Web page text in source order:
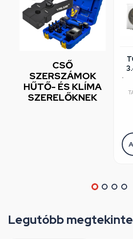
CSŐ
SZERSZÁMOK
HŰTŐ- ÉS KLÍMA
SZERELŐKNEK
•
Legutóbb